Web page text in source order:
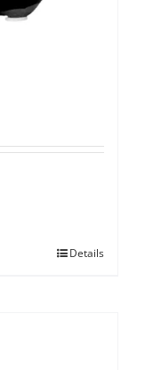
Details